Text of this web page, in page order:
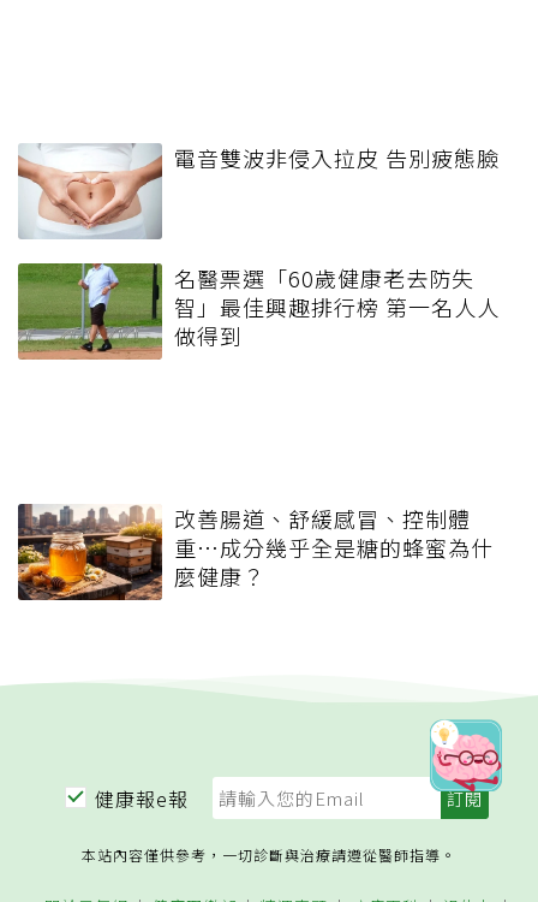
電音雙波非侵入拉皮 告別疲態臉
名醫票選「60歲健康老去防失
智」最佳興趣排行榜 第一名人人
做得到
改善腸道、舒緩感冒、控制體
重…成分幾乎全是糖的蜂蜜為什
麼健康？
健康報e報
本站內容僅供參考，一切診斷與治療請遵從醫師指導。